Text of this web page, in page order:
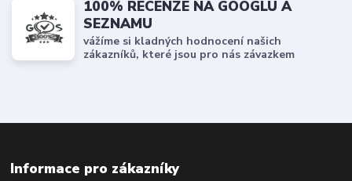
100% RECENZE NA GOOGLU A
SEZNAMU
vážíme si kladných hodnocení našich
zákazníků, které jsou pro nás závazkem
Informace pro zákazníky